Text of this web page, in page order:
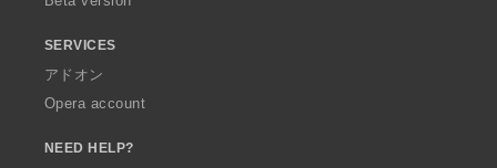
SERVICES
アドオン
Opera account
NEED HELP?